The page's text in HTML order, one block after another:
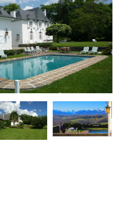
& Séminaires
& Célébrations
faire ?
Contact